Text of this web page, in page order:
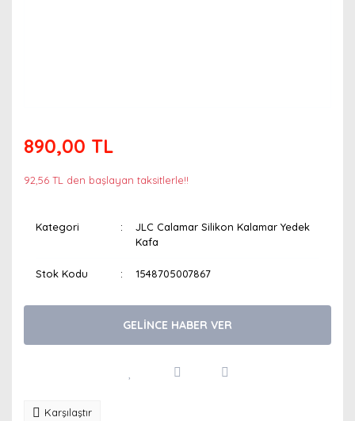
890,00 TL
92,56 TL den başlayan taksitlerle!!
Kategori
JLC Calamar Silikon Kalamar Yedek
Kafa
Stok Kodu 1548705007867
GELİNCE HABER VER
Karşılaştır